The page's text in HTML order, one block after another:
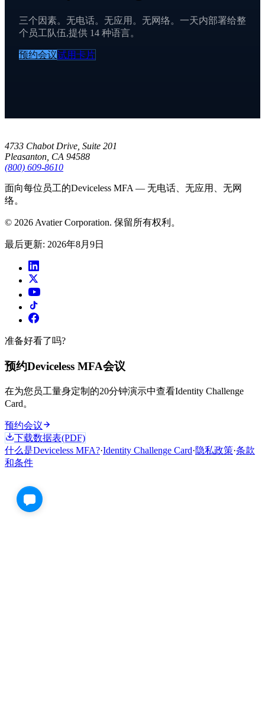
三个因素。无电话。无应用。无网络。一天内部署给整
个员工队伍,提供 14 种语言。
预约会议试用卡片
4733 Chabot Drive, Suite 201
Pleasanton, CA 94588
(800) 609-8610
面向每位员工的Deviceless MFA — 无电话、无应用、无网
络。
© 2026 Avatier Corporation. 保留所有权利。
最后更新: 2026年8月9日
准备好看了吗?
预约Deviceless MFA会议
在为您员工量身定制的20分钟演示中查看Identity Challenge
Card。
预约会议
下载数据表(PDF)
什么是Deviceless MFA?·Identity Challenge Card·隐私政策·条款
和条件